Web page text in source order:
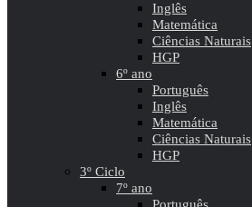
Inglês
Matemática
Ciências Naturais
HGP
6º ano
Português
Inglês
Matemática
Ciências Naturais
HGP
3º Ciclo
7º ano